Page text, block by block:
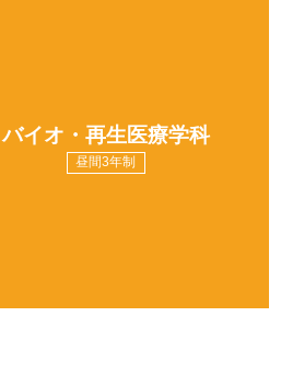
バイオ・再生医療学科
昼間3年制